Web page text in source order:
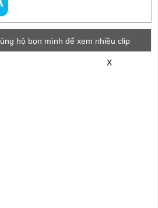
ủng hộ bọn mình để xem nhiều clip
X